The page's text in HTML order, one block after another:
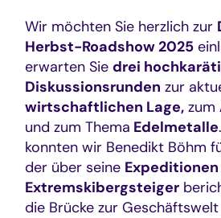
Wir möchten Sie herzlich zur
Herbst-Roadshow 2025
erwarten Sie drei
Diskussionsrunden zur
wirtschaftlichen Lage, zum
und zum Thema Edelmetalle
konnten wir Benedikt Böhm
der über seine Expeditionen
Extremskibergsteiger
die Brücke zur